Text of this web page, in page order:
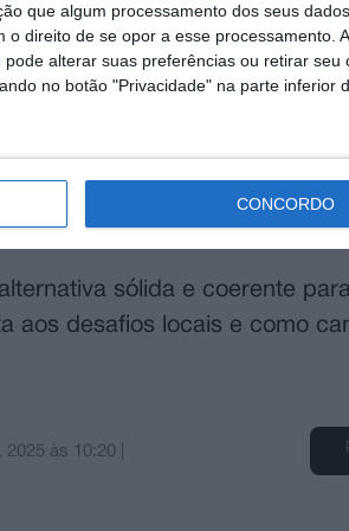
que algum processamento dos seus
direito de se opor a esse processamento.
alterar suas preferências ou retirar seu
no botão "Privacidade" na parte inferior
CONCORDO
nas instituições
próxima às forças vivas da
de uma gestão empenhada
e coerente, não limitada
sólida e coerente
aos desafios locais e como
2025 às 10:20